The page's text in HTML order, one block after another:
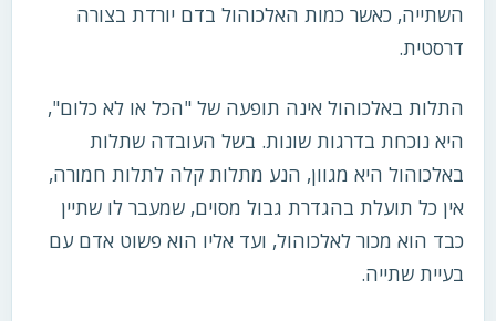
השתייה, כאשר כמות האלכוהול בדם יורדת בצורה
דרסטית.
התלות באלכוהול אינה תופעה של "הכל או לא כלום",
היא נוכחת בדרגות שונות. בשל העובדה שתלות
באלכוהול היא מגוון, הנע מתלות קלה לתלות חמורה,
אין כל תועלת בהגדרת גבול מסוים, שמעבר לו שתיין
כבד הוא מכור לאלכוהול, ועד אליו הוא פשוט אדם עם
בעיית שתייה.